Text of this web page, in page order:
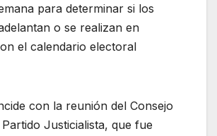
para determinar si los
o se realizan en
el calendario electoral
con la reunión del Consejo
Justicialista, que fue